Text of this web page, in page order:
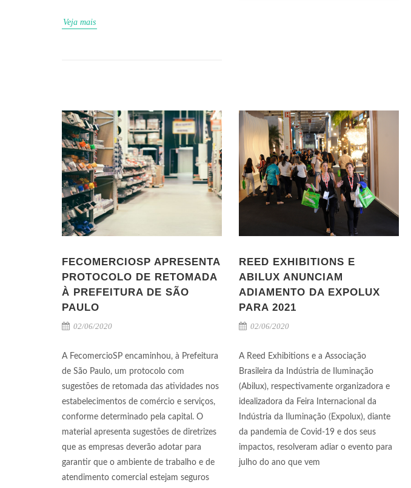
Veja mais
FECOMERCIOSP APRESENTA
PROTOCOLO DE RETOMADA
À PREFEITURA DE SÃO
PAULO
02/06/2020
A FecomercioSP encaminhou, à Prefeitura
de São Paulo, um protocolo com
sugestões de retomada das atividades nos
estabelecimentos de comércio e serviços,
conforme determinado pela capital. O
material apresenta sugestões de diretrizes
que as empresas deverão adotar para
garantir que o ambiente de trabalho e de
atendimento comercial estejam seguros
REED EXHIBITIONS E
ABILUX ANUNCIAM
ADIAMENTO DA EXPOLUX
PARA 2021
02/06/2020
A Reed Exhibitions e a Associação
Brasileira da Indústria de Iluminação
(Abilux), respectivamente organizadora e
idealizadora da Feira Internacional da
Indústria da Iluminação (Expolux), diante
da pandemia de Covid-19 e dos seus
impactos, resolveram adiar o evento para
julho do ano que vem